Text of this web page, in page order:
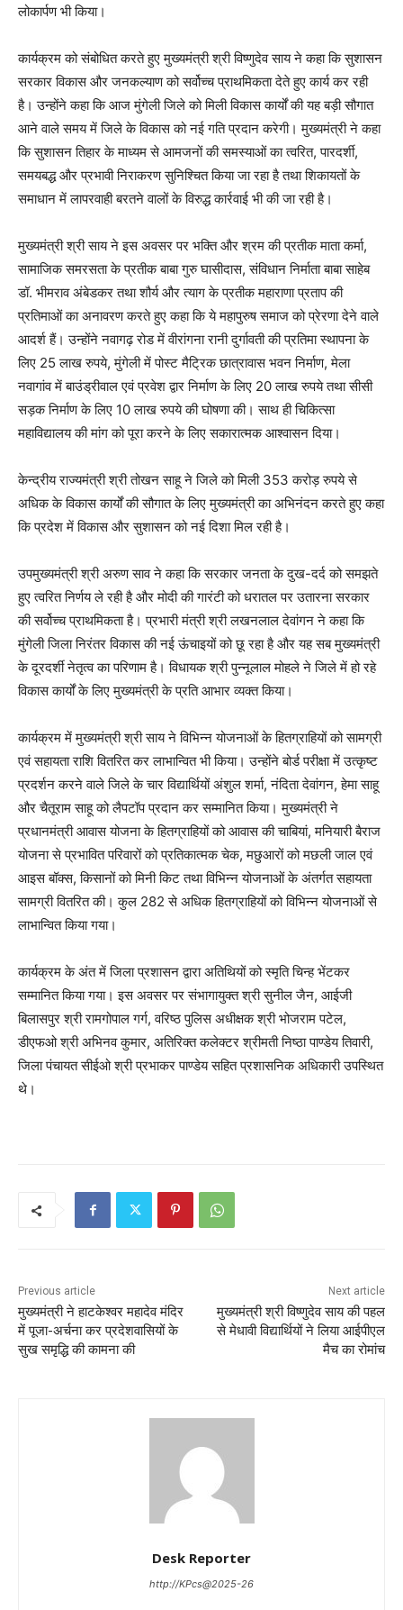
लोकार्पण भी किया।
कार्यक्रम को संबोधित करते हुए मुख्यमंत्री श्री विष्णुदेव साय ने कहा कि सुशासन
सरकार विकास और जनकल्याण को सर्वोच्च प्राथमिकता देते हुए कार्य कर रही
है। उन्होंने कहा कि आज मुंगेली जिले को मिली विकास कार्यों की यह बड़ी सौगात
आने वाले समय में जिले के विकास को नई गति प्रदान करेगी। मुख्यमंत्री ने कहा
कि सुशासन तिहार के माध्यम से आमजनों की समस्याओं का त्वरित, पारदर्शी,
समयबद्ध और प्रभावी निराकरण सुनिश्चित किया जा रहा है तथा शिकायतों के
समाधान में लापरवाही बरतने वालों के विरुद्ध कार्रवाई भी की जा रही है।
मुख्यमंत्री श्री साय ने इस अवसर पर भक्ति और श्रम की प्रतीक माता कर्मा,
सामाजिक समरसता के प्रतीक बाबा गुरु घासीदास, संविधान निर्माता बाबा साहेब
डॉ. भीमराव अंबेडकर तथा शौर्य और त्याग के प्रतीक महाराणा प्रताप की
प्रतिमाओं का अनावरण करते हुए कहा कि ये महापुरुष समाज को प्रेरणा देने वाले
आदर्श हैं। उन्होंने नवागढ़ रोड में वीरांगना रानी दुर्गावती की प्रतिमा स्थापना के
लिए 25 लाख रुपये, मुंगेली में पोस्ट मैट्रिक छात्रावास भवन निर्माण, मेला
नवागांव में बाउंड्रीवाल एवं प्रवेश द्वार निर्माण के लिए 20 लाख रुपये तथा सीसी
सड़क निर्माण के लिए 10 लाख रुपये की घोषणा की। साथ ही चिकित्सा
महाविद्यालय की मांग को पूरा करने के लिए सकारात्मक आश्वासन दिया।
केन्द्रीय राज्यमंत्री श्री तोखन साहू ने जिले को मिली 353 करोड़ रुपये से
अधिक के विकास कार्यों की सौगात के लिए मुख्यमंत्री का अभिनंदन करते हुए कहा
कि प्रदेश में विकास और सुशासन को नई दिशा मिल रही है।
उपमुख्यमंत्री श्री अरुण साव ने कहा कि सरकार जनता के दुख-दर्द को समझते
हुए त्वरित निर्णय ले रही है और मोदी की गारंटी को धरातल पर उतारना सरकार
की सर्वोच्च प्राथमिकता है। प्रभारी मंत्री श्री लखनलाल देवांगन ने कहा कि
मुंगेली जिला निरंतर विकास की नई ऊंचाइयों को छू रहा है और यह सब मुख्यमंत्री
के दूरदर्शी नेतृत्व का परिणाम है। विधायक श्री पुन्नूलाल मोहले ने जिले में हो रहे
विकास कार्यों के लिए मुख्यमंत्री के प्रति आभार व्यक्त किया।
कार्यक्रम में मुख्यमंत्री श्री साय ने विभिन्न योजनाओं के हितग्राहियों को सामग्री
एवं सहायता राशि वितरित कर लाभान्वित भी किया। उन्होंने बोर्ड परीक्षा में उत्कृष्ट
प्रदर्शन करने वाले जिले के चार विद्यार्थियों अंशुल शर्मा, नंदिता देवांगन, हेमा साहू
और चैतूराम साहू को लैपटॉप प्रदान कर सम्मानित किया। मुख्यमंत्री ने
प्रधानमंत्री आवास योजना के हितग्राहियों को आवास की चाबियां, मनियारी बैराज
योजना से प्रभावित परिवारों को प्रतिकात्मक चेक, मछुआरों को मछली जाल एवं
आइस बॉक्स, किसानों को मिनी किट तथा विभिन्न योजनाओं के अंतर्गत सहायता
सामग्री वितरित की। कुल 282 से अधिक हितग्राहियों को विभिन्न योजनाओं से
लाभान्वित किया गया।
कार्यक्रम के अंत में जिला प्रशासन द्वारा अतिथियों को स्मृति चिन्ह भेंटकर
सम्मानित किया गया। इस अवसर पर संभागायुक्त श्री सुनील जैन, आईजी
बिलासपुर श्री रामगोपाल गर्ग, वरिष्ठ पुलिस अधीक्षक श्री भोजराम पटेल,
डीएफओ श्री अभिनव कुमार, अतिरिक्त कलेक्टर श्रीमती निष्ठा पाण्डेय तिवारी,
जिला पंचायत सीईओ श्री प्रभाकर पाण्डेय सहित प्रशासनिक अधिकारी उपस्थित
थे।
Previous article
मुख्यमंत्री ने हाटकेश्वर महादेव मंदिर
में पूजा-अर्चना कर प्रदेशवासियों के
सुख समृद्धि की कामना की
Next article
मुख्यमंत्री श्री विष्णुदेव साय की पहल
से मेधावी विद्यार्थियों ने लिया आईपीएल
मैच का रोमांच
Desk Reporter
http://KPcs@2025-26